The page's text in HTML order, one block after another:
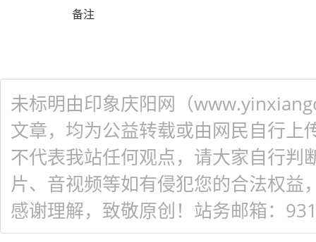
备注
未标明由印象庆阳网（
文章，均为公益转载或由网民自行上
不代表我站任何观点，请大家自行判
片、音视频等如有侵犯您的合法权益
感谢理解，致敬原创！站务邮箱：